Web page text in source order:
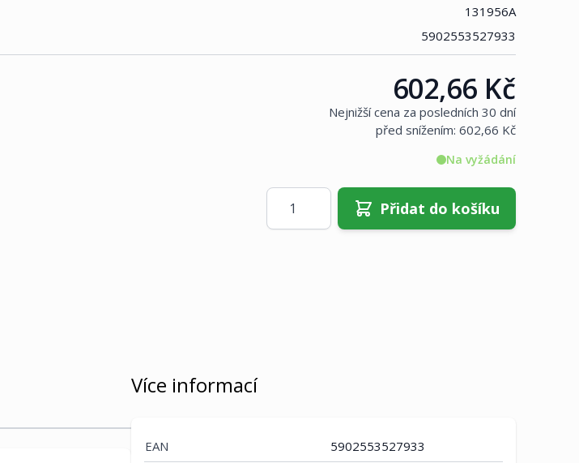
131956A
5902553527933
Cena:
602,66 Kč
Nejnižší cena za posledních 30 dní
před snížením: 602,66 Kč
Na vyžádání
Množství
Přidat do košíku
Více informací
EAN 5902553527933